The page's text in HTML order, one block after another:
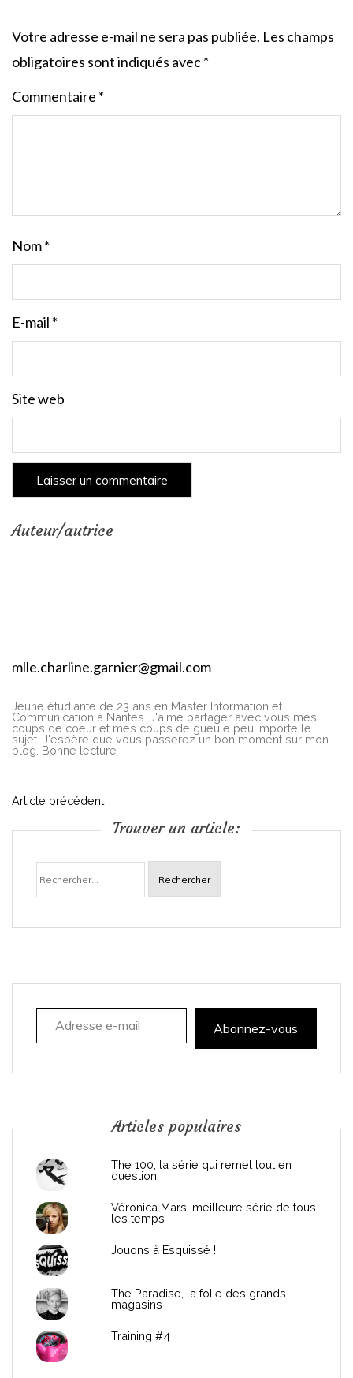
Votre adresse e-mail ne sera pas publiée. Les champs
obligatoires sont indiqués avec*
Commentaire *
Nom*
E-mail *
Site web
Auteur/autrice
mlle.charline.garnier@gmail.com
Jeune étudiante de 23 ans en Master Information et
Communication à Nantes. J'aime partager avec vous mes
coups de coeur et mes coups de gueule peu importe le
sujet. J'espère que vous passerez un bon moment sur mon
blog. Bonne lecture !
N
i
a
n
Article précédent
Trouver un article:
Rechercher :
Adresse e-mail
Abonnez-vous
Articles populaires
The 100, la série qui remet tout en
question
Véronica Mars, meilleure série de tous
les temps
Jouons à Esquissé !
The Paradise, la folie des grands
magasins
Training #4